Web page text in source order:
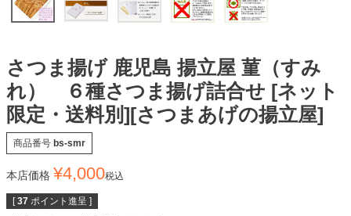
さつま揚げ 鹿児島 揚立屋 菫（すみ
れ） ６種さつま揚げ詰合せ [ネット
限定・送料別][さつまあげの揚立屋]
商品番号 bs-smr
本店価格 ¥4,000税込
[ 37 ポイント進呈 ]